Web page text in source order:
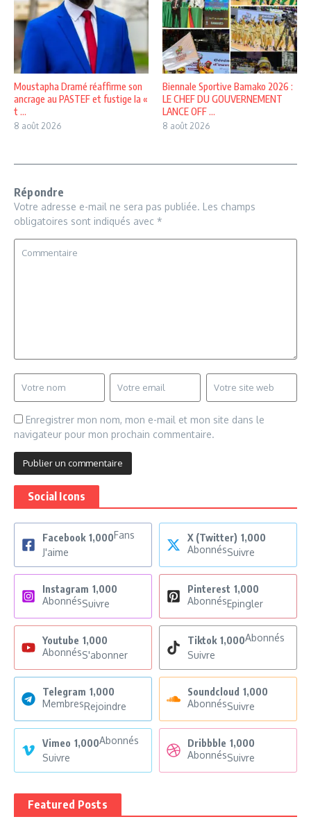
Moustapha Dramé réaffirme son
ancrage au PASTEF et fustige la «
t ...
8 août 2026
Biennale Sportive Bamako 2026 :
LE CHEF DU GOUVERNEMENT
LANCE OFF ...
8 août 2026
Répondre
Votre adresse e-mail ne sera pas publiée. Les champs
obligatoires sont indiqués avec *
Enregistrer mon nom, mon e-mail et mon site dans le
navigateur pour mon prochain commentaire.
Social Icons
Facebook 1,000Fans
J'aime
X (Twitter) 1,000
AbonnésSuivre
Instagram 1,000
AbonnésSuivre
Pinterest 1,000
AbonnésEpingler
Youtube 1,000
AbonnésS'abonner
Tiktok 1,000Abonnés
Suivre
Telegram 1,000
MembresRejoindre
Soundcloud 1,000
AbonnésSuivre
Vimeo 1,000Abonnés
Suivre
Dribbble 1,000
AbonnésSuivre
Featured Posts